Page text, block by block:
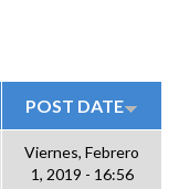
POST DATE
Viernes, Febrero
1, 2019 - 16:56